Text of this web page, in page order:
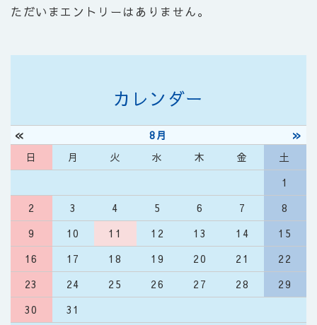
ただいまエントリーはありません。
カレンダー
« 8月 »
日 月 火 水 木 金
土
1
2
3 4 5 6 7
8
9
10 11 12 13 14
15
16
17 18 19 20 21
22
23
24 25 26 27 28
29
30
31